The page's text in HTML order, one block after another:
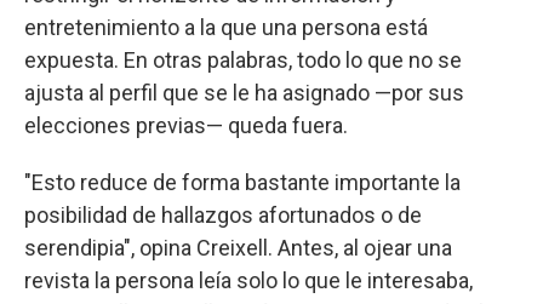
entretenimiento a la que una persona está
expuesta. En otras palabras, todo lo que no se
ajusta al perfil que se le ha asignado —por sus
elecciones previas— queda fuera.
"Esto reduce de forma bastante importante la
posibilidad de hallazgos afortunados o de
serendipia", opina Creixell. Antes, al ojear una
revista la persona leía solo lo que le interesaba,